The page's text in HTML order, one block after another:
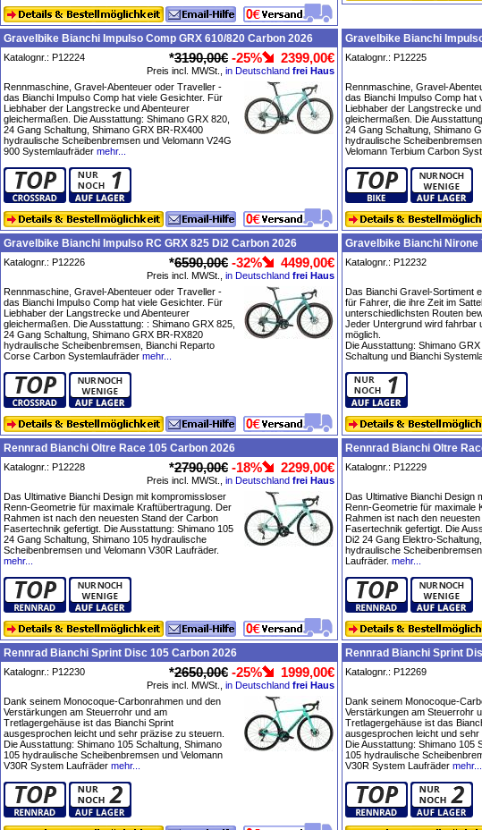
Gravelbike Bianchi Impulso Comp GRX 610/820 Carbon 2026
Katalognr.: P12224 *3190,00€ -25% 2399,00€
Preis incl. MWSt., in Deutschland frei Haus
Rennmaschine, Gravel-Abenteuer oder Traveller -
das Bianchi Impulso Comp hat viele Gesichter. Für
Liebhaber der Langstrecke und Abenteurer
gleichermaßen. Die Ausstattung: Shimano GRX 820,
24 Gang Schaltung, Shimano GRX BR-RX400
hydraulische Scheibenbremsen und Velomann V24G
900 Systemlaufräder mehr...
Gravelbike Bianchi
Katalognr.: P12225
Rennmaschine, Gravel-
das Bianchi Impulso Comp hat
Liebhaber der Langstrecke
gleichermaßen. Die
24 Gang Schaltung, Shimano
hydraulische
Velomann Terbium Carbon
Gravelbike Bianchi Impulso RC GRX 825 Di2 Carbon 2026
Katalognr.: P12226 *6590,00€ -32% 4499,00€
Preis incl. MWSt., in Deutschland frei Haus
Rennmaschine, Gravel-Abenteuer oder Traveller -
das Bianchi Impulso Comp hat viele Gesichter. Für
Liebhaber der Langstrecke und Abenteurer
gleichermaßen. Die Ausstattung: : Shimano GRX 825,
24 Gang Schaltung, Shimano GRX BR-RX820
hydraulische Scheibenbremsen, Bianchi Reparto
Corse Carbon Systemlaufräder mehr...
Gravelbike Bianchi Nirone
Katalognr.: P12232
Das Bianchi Gravel-Sortiment
für Fahrer, die ihre Zeit im
unterschiedlichsten Routen
Jeder Untergrund wird fahrbar
möglich.
Die Ausstattung: Shimano
Schaltung und Bianchi
Rennrad Bianchi Oltre Race 105 Carbon 2026
Katalognr.: P12228 *2790,00€ -18% 2299,00€
Preis incl. MWSt., in Deutschland frei Haus
Das Ultimative Bianchi Design mit kompromissloser
Renn-Geometrie für maximale Kraftübertragung. Der
Rahmen ist nach den neuesten Stand der Carbon
Fasertechnik gefertigt. Die Ausstattung: Shimano 105
24 Gang Schaltung, Shimano 105 hydraulische
Scheibenbremsen und Velomann V30R Laufräder.
mehr...
Rennrad Bianchi Oltre
Katalognr.: P12229
Das Ultimative Bianchi Design
Renn-Geometrie für maximale
Rahmen ist nach den
Fasertechnik gefertigt. Die
Di2 24 Gang Elektro-
hydraulische
Laufräder. mehr...
Rennrad Bianchi Sprint Disc 105 Carbon 2026
Katalognr.: P12230 *2650,00€ -25% 1999,00€
Preis incl. MWSt., in Deutschland frei Haus
Dank seinem Monocoque-Carbonrahmen und den
Verstärkungen am Steuerrohr und am
Tretlagergehäuse ist das Bianchi Sprint
ausgesprochen leicht und sehr präzise zu steuern.
Die Ausstattung: Shimano 105 Schaltung, Shimano
105 hydraulische Scheibenbremsen und Velomann
V30R System Laufräder mehr...
Rennrad Bianchi Sprint
Katalognr.: P12269
Dank seinem Monocoque-
Verstärkungen am Steuerrohr
Tretlagergehäuse ist das
ausgesprochen leicht und sehr
Die Ausstattung: Shimano 105
105 hydraulische
V30R System Laufräder mehr...